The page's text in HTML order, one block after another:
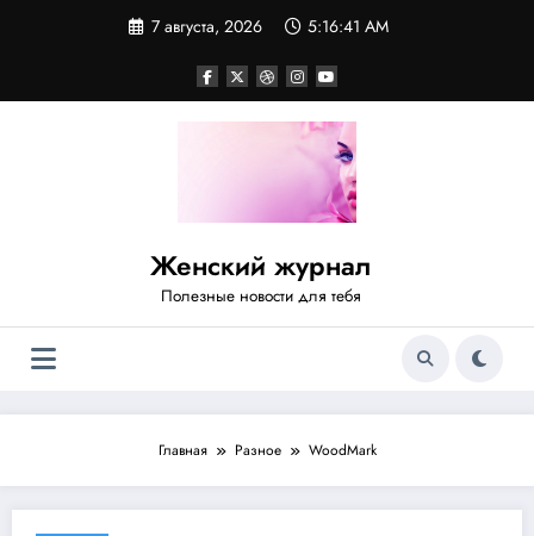
7 августа, 2026 5:16:41 AM
Женский журнал
Полезные новости для тебя
Главная Разное WoodMark